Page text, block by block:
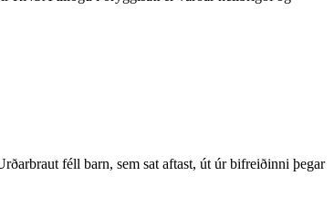
féll barn, sem sat aftast, út úr bifreiðinni þegar